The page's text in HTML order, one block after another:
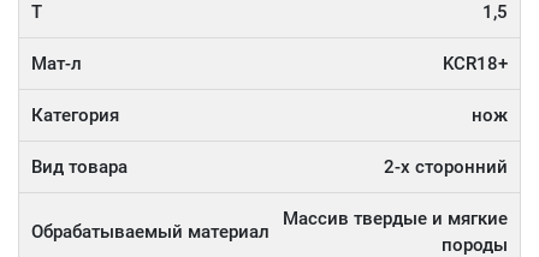
T 1,5
Мат-л KCR18+
Категория нож
Вид товара 2-х сторонний
Обрабатываемый материал
Массив твердые и мягкие
породы